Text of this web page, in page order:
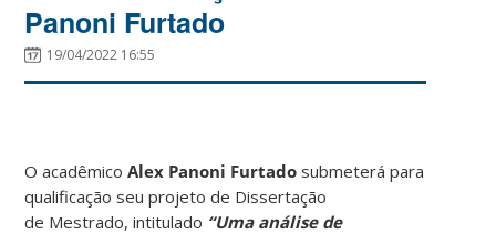
Panoni Furtado
19/04/2022 16:55
O acadêmicoAlex Panoni Furtado submeterá para
qualificação seu projeto de Dissertação
de Mestrado, intitulado “Uma análise de